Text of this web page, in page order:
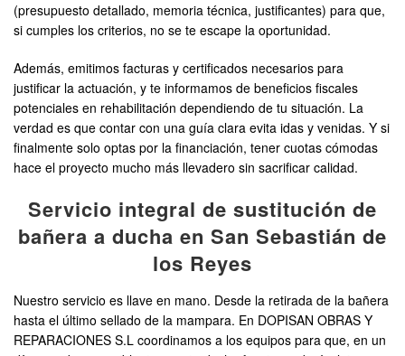
(presupuesto detallado, memoria técnica, justificantes) para que,
si cumples los criterios, no se te escape la oportunidad.
Además, emitimos facturas y certificados necesarios para
justificar la actuación, y te informamos de beneficios fiscales
potenciales en rehabilitación dependiendo de tu situación. La
verdad es que contar con una guía clara evita idas y venidas. Y si
finalmente solo optas por la financiación, tener cuotas cómodas
hace el proyecto mucho más llevadero sin sacrificar calidad.
Servicio integral de sustitución de
bañera a ducha en San Sebastián de
los Reyes
Nuestro servicio es llave en mano. Desde la retirada de la bañera
hasta el último sellado de la mampara. En DOPISAN OBRAS Y
REPARACIONES S.L coordinamos a los equipos para que, en un